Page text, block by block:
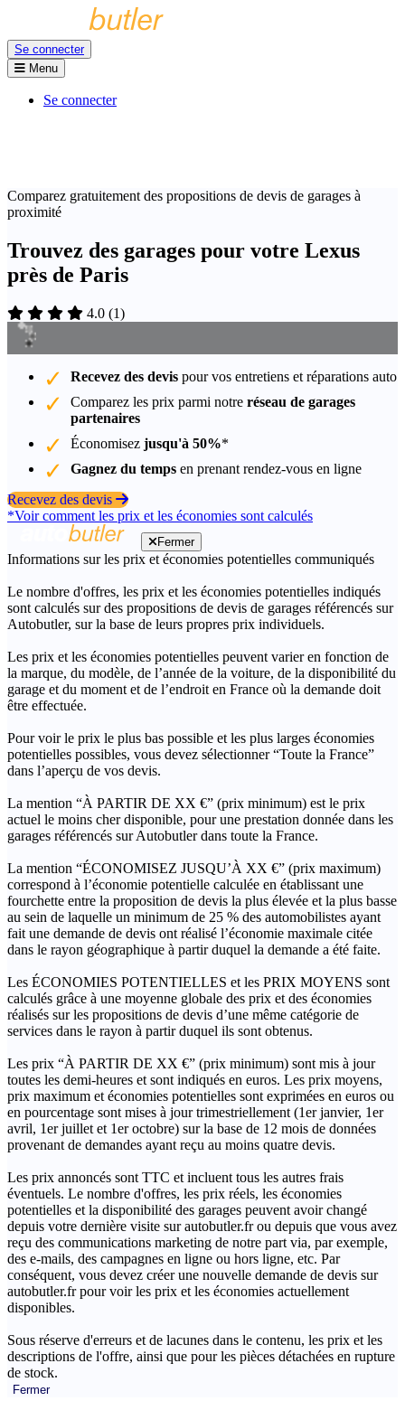
Se connecter
Menu
Se connecter
Comparez gratuitement des propositions de devis de garages à
proximité
Trouvez des garages pour votre Lexus
près de Paris
4.0 (1)
Recevez des devis pour vos entretiens et réparations auto
Comparez les prix parmi notre réseau de garages
partenaires
Économisez jusqu'à 50%*
Gagnez du temps en prenant rendez-vous en ligne
Recevez des devis
*Voir comment les prix et les économies sont calculés
Fermer
Informations sur les prix et économies potentielles communiqués
Le nombre d'offres, les prix et les économies potentielles indiqués
sont calculés sur des propositions de devis de garages référencés sur
Autobutler, sur la base de leurs propres prix individuels.
Les prix et les économies potentielles peuvent varier en fonction de
la marque, du modèle, de l’année de la voiture, de la disponibilité du
garage et du moment et de l’endroit en France où la demande doit
être effectuée.
Pour voir le prix le plus bas possible et les plus larges économies
potentielles possibles, vous devez sélectionner “Toute la France”
dans l’aperçu de vos devis.
La mention “À PARTIR DE XX €” (prix minimum) est le prix
actuel le moins cher disponible, pour une prestation donnée dans les
garages référencés sur Autobutler dans toute la France.
La mention “ÉCONOMISEZ JUSQU’À XX €” (prix maximum)
correspond à l’économie potentielle calculée en établissant une
fourchette entre la proposition de devis la plus élevée et la plus basse
au sein de laquelle un minimum de 25 % des automobilistes ayant
fait une demande de devis ont réalisé l’économie maximale citée
dans le rayon géographique à partir duquel la demande a été faite.
Les ÉCONOMIES POTENTIELLES et les PRIX MOYENS sont
calculés grâce à une moyenne globale des prix et des économies
réalisés sur les propositions de devis d’une même catégorie de
services dans le rayon à partir duquel ils sont obtenus.
Les prix “À PARTIR DE XX €” (prix minimum) sont mis à jour
toutes les demi-heures et sont indiqués en euros. Les prix moyens,
prix maximum et économies potentielles sont exprimées en euros ou
en pourcentage sont mises à jour trimestriellement (1er janvier, 1er
avril, 1er juillet et 1er octobre) sur la base de 12 mois de données
provenant de demandes ayant reçu au moins quatre devis.
Les prix annoncés sont TTC et incluent tous les autres frais
éventuels. Le nombre d'offres, les prix réels, les économies
potentielles et la disponibilité des garages peuvent avoir changé
depuis votre dernière visite sur autobutler.fr ou depuis que vous avez
reçu des communications marketing de notre part via, par exemple,
des e-mails, des campagnes en ligne ou hors ligne, etc. Par
conséquent, vous devez créer une nouvelle demande de devis sur
autobutler.fr pour voir les prix et les économies actuellement
disponibles.
Sous réserve d'erreurs et de lacunes dans le contenu, les prix et les
descriptions de l'offre, ainsi que pour les pièces détachées en rupture
de stock.
Fermer